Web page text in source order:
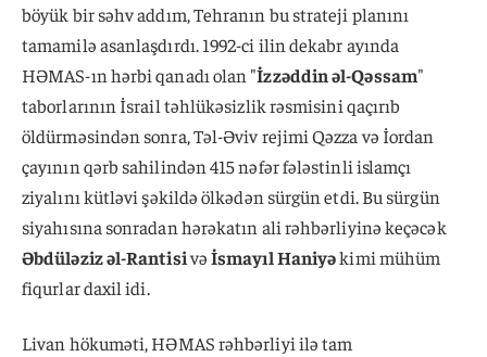
böyük bir səhv addım, Tehranın bu strateji planını
tamamilə asanlaşdırdı. 1992-ci ilin dekabr ayında
HƏMAS-ın hərbi qanadı olan "İzzəddin əl-Qəssam"
taborlarının İsrail təhlükəsizlik rəsmisini qaçırıb
öldürməsindən sonra, Təl-Əviv rejimi Qəzza və İordan
çayının qərb sahilindən 415 nəfər fələstinli islamçı
ziyalını kütləvi şəkildə ölkədən sürgün etdi. Bu sürgün
siyahısına sonradan hərəkatın ali rəhbərliyinə keçəcək
Əbdüləziz əl-Rantisivəİsmayıl Haniyəkimi mühüm
fiqurlar daxil idi.
Livan hökuməti, HƏMAS rəhbərliyi ilə tam